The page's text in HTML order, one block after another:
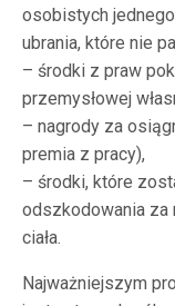
osobistych
ubrania, które nie
– środki z praw
przemysłowej
– nagrody za
premia z pracy),
– środki, które
odszkodowania
ciała.
Najważniejszym